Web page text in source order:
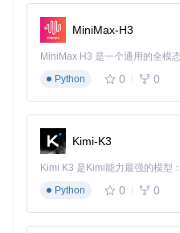
quickget
型场景的使用示例：
场景1：开发测试环境（
# 下载Ubuntu 22.04 LTS桌面版
./quickget ubuntu 22.04
场景2：日常办公环境（
# 下载Windows 11专业版
./quickget windows 11 pro
场景3：轻量级服务器（Alpine
MiniMax-H3
Python
0 0
Kimi-K3
Python
0 0